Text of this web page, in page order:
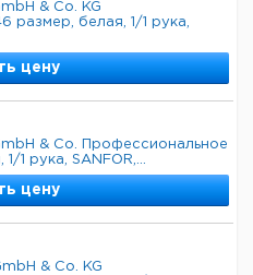
& Co. KG
размер, белая, 1/1 рука,
цену
& Co. Профессиональное
1 рука, SANFOR,...
цену
& Co. KG